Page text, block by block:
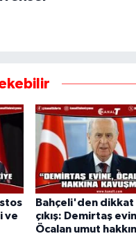
ve
Bahçeli'den dikkat
çıkış: Demirtaş
Öcalan umut